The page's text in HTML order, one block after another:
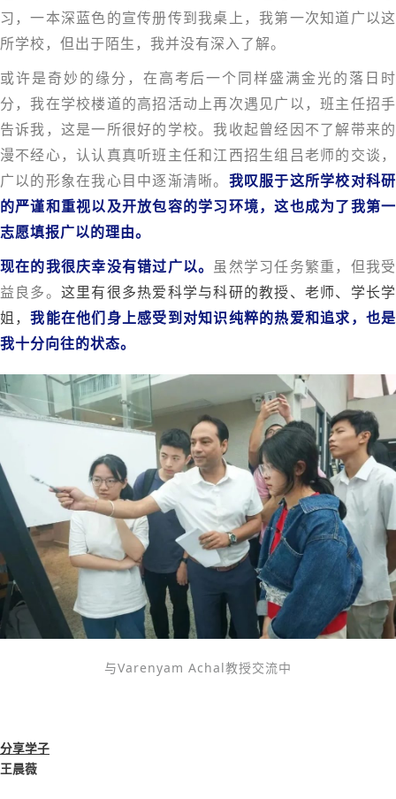
习，一本深蓝色的宣传册传到我桌上，我第一次知道广以这
所学校，但出于陌生，我并没有深入了解。
或许是奇妙的缘分，在高考后一个同样盛满金光的落日时
分，我在学校楼道的高招活动上再次遇见广以，班主任招手
告诉我，这是一所很好的学校。我收起曾经因不了解带来的
漫不经心，认认真真听班主任和江西招生组吕老师的交谈，
广以的形象在我心目中逐渐清晰。 我叹服于这所学校对科研
的严谨和重视以及开放包容的学习环境，这也成为了我第一
志愿填报广以的理由。
现在的我很庆幸没有错过广以。 虽然学习任务繁重，但我受
益良多。 这里有很多热爱科学与科研的教授、老师、学长学
姐，我能在他们身上感受到对知识纯粹的热爱和追求，也是
我十分向往的状态。
与Varenyam Achal教授交流中
分享学子
王晨薇